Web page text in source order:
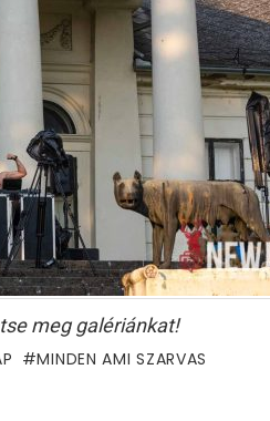
meg galériánkat!
MINDEN AMI SZARVAS